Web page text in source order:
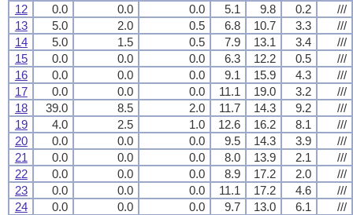
12
0.0 0.0 0.0 5.1 9.8 0.2
///
13
5.0 2.0 0.5 6.8 10.7 3.3
///
14
5.0 1.5 0.5 7.9 13.1 3.4
///
15
0.0 0.0 0.0 6.3 12.2 0.5
///
16
0.0 0.0 0.0 9.1 15.9 4.3
///
17
0.0 0.0 0.0 11.1 19.0 3.2
///
18
39.0 8.5 2.0 11.7 14.3 9.2
///
19
4.0 2.5 1.0 12.6 16.2 8.1
///
20
0.0 0.0 0.0 9.5 14.3 3.9
///
21
0.0 0.0 0.0 8.0 13.9 2.1
///
22
0.0 0.0 0.0 8.9 17.2 2.0
///
23
0.0 0.0 0.0 11.1 17.2 4.6
///
24
0.0 0.0 0.0 9.7 13.0 6.1
///